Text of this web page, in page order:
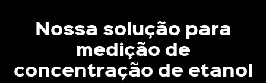
Nossa solução para
medição de
concentração de etanol